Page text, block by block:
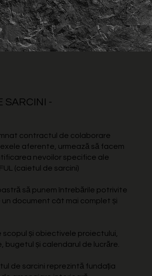
contractul de colaborare
aferente, urmează să facem
nevoilor specifice ale
(caietul de sarcini)
să punem întrebările potrivite
un document cât mai complet și
scopul și obiectivele proiectului,
bugetul și calendarul de lucrăre.
de sarcini reprezintă fundația
SARCINI -